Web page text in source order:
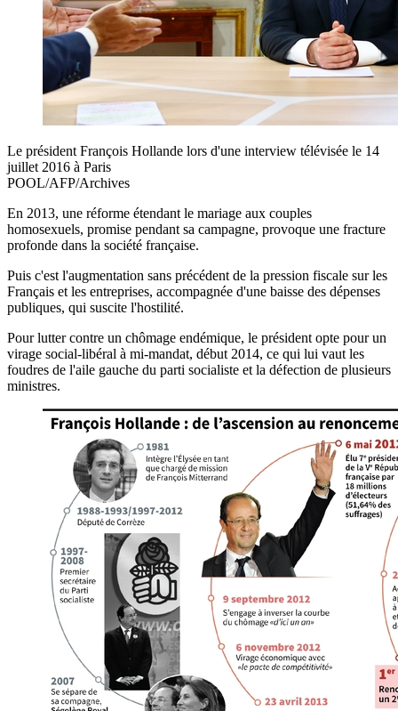
Le président François Hollande lors d'une interview télévisée le 14
juillet 2016 à Paris
POOL/AFP/Archives
En 2013, une réforme étendant le mariage aux couples
homosexuels, promise pendant sa campagne, provoque une fracture
profonde dans la société française.
Puis c'est l'augmentation sans précédent de la pression fiscale sur les
Français et les entreprises, accompagnée d'une baisse des dépenses
publiques, qui suscite l'hostilité.
Pour lutter contre un chômage endémique, le président opte pour un
virage social-libéral à mi-mandat, début 2014, ce qui lui vaut les
foudres de l'aile gauche du parti socialiste et la défection de plusieurs
ministres.